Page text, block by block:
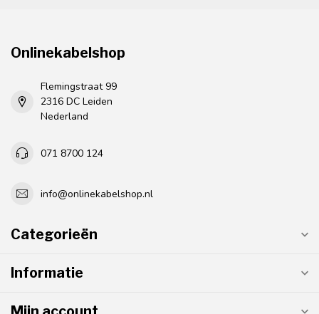
Onlinekabelshop
Flemingstraat 99
2316 DC Leiden
Nederland
071 8700 124
info@onlinekabelshop.nl
Categorieën
Informatie